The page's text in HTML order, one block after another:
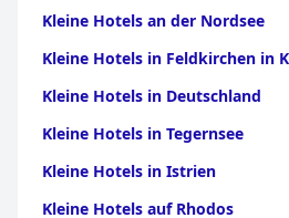
Kleine Hotels an der Nordsee
Kleine Hotels in Feldkirchen in
Kleine Hotels in Deutschland
Kleine Hotels in Tegernsee
Kleine Hotels in Istrien
Kleine Hotels auf Rhodos